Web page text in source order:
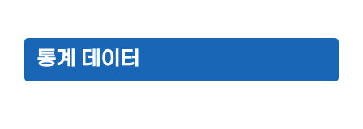
통계 데이터